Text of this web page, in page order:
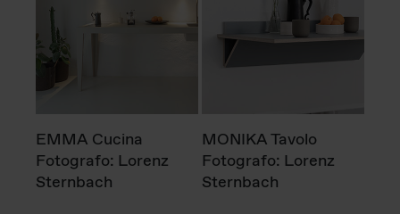
EMMA Cucina
Fotografo: Lorenz
Sternbach
MONIKA Tavolo
Fotografo: Lorenz
Sternbach